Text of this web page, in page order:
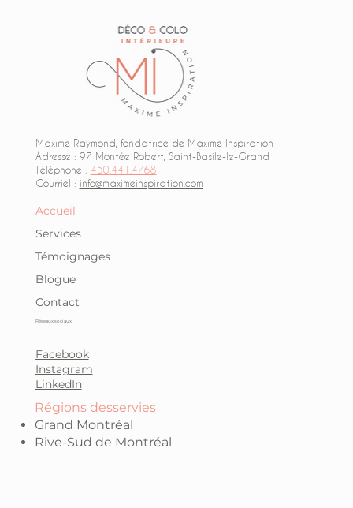
Maxime Raymond, fondatrice de Maxime Inspiration
Adresse : 97 Montée Robert, Saint-Basile-le-Grand
Téléphone : 450.441.4768
Courriel : info@maximeinspiration.com
Accueil
Services
Témoignages
Blogue
Contact
Réseaux sociaux
Facebook
Instagram
LinkedIn
Régions desservies
Grand Montréal
Rive-Sud de Montréal